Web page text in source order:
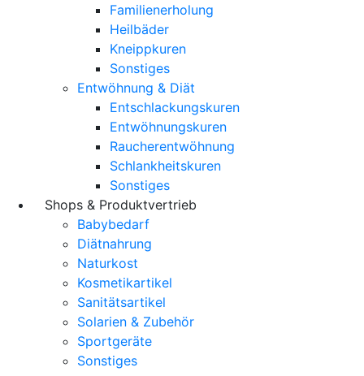
Familienerholung
Heilbäder
Kneippkuren
Sonstiges
Entwöhnung & Diät
Entschlackungskuren
Entwöhnungskuren
Raucherentwöhnung
Schlankheitskuren
Sonstiges
Shops & Produktvertrieb
Babybedarf
Diätnahrung
Naturkost
Kosmetikartikel
Sanitätsartikel
Solarien & Zubehör
Sportgeräte
Sonstiges